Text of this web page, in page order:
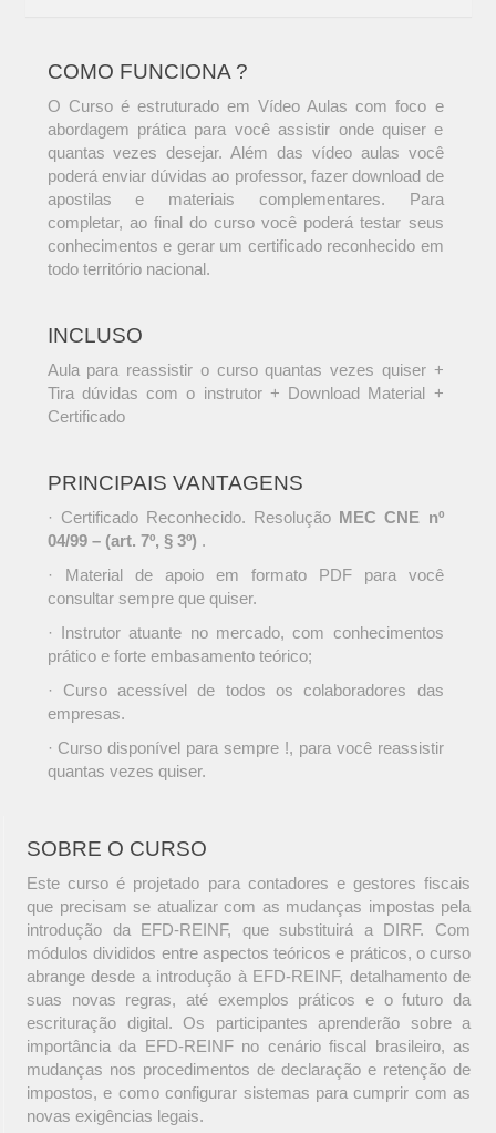
COMO FUNCIONA ?
O Curso é estruturado em Vídeo Aulas com foco e
abordagem prática para você assistir onde quiser e
quantas vezes desejar. Além das vídeo aulas você
poderá enviar dúvidas ao professor, fazer download de
apostilas e materiais complementares. Para
completar, ao final do curso você poderá testar seus
conhecimentos e gerar um certificado reconhecido em
todo território nacional.
INCLUSO
Aula para reassistir o curso quantas vezes quiser +
Tira dúvidas com o instrutor + Download Material +
Certificado
PRINCIPAIS VANTAGENS
· Certificado Reconhecido. Resolução MEC CNE nº
04/99 – (art. 7º, § 3º) .
· Material de apoio em formato PDF para você
consultar sempre que quiser.
· Instrutor atuante no mercado, com conhecimentos
prático e forte embasamento teórico;
· Curso acessível de todos os colaboradores das
empresas.
· Curso disponível para sempre !, para você reassistir
quantas vezes quiser.
SOBRE O CURSO
Este curso é projetado para contadores e gestores fiscais
que precisam se atualizar com as mudanças impostas pela
introdução da EFD-REINF, que substituirá a DIRF. Com
módulos divididos entre aspectos teóricos e práticos, o curso
abrange desde a introdução à EFD-REINF, detalhamento de
suas novas regras, até exemplos práticos e o futuro da
escrituração digital. Os participantes aprenderão sobre a
importância da EFD-REINF no cenário fiscal brasileiro, as
mudanças nos procedimentos de declaração e retenção de
impostos, e como configurar sistemas para cumprir com as
novas exigências legais.